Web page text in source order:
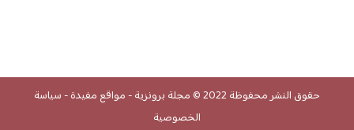
حقوق النشر محفوظة 2022 © مجلة برونزية-مواقع مفيدة-سياسة
الخصوصية